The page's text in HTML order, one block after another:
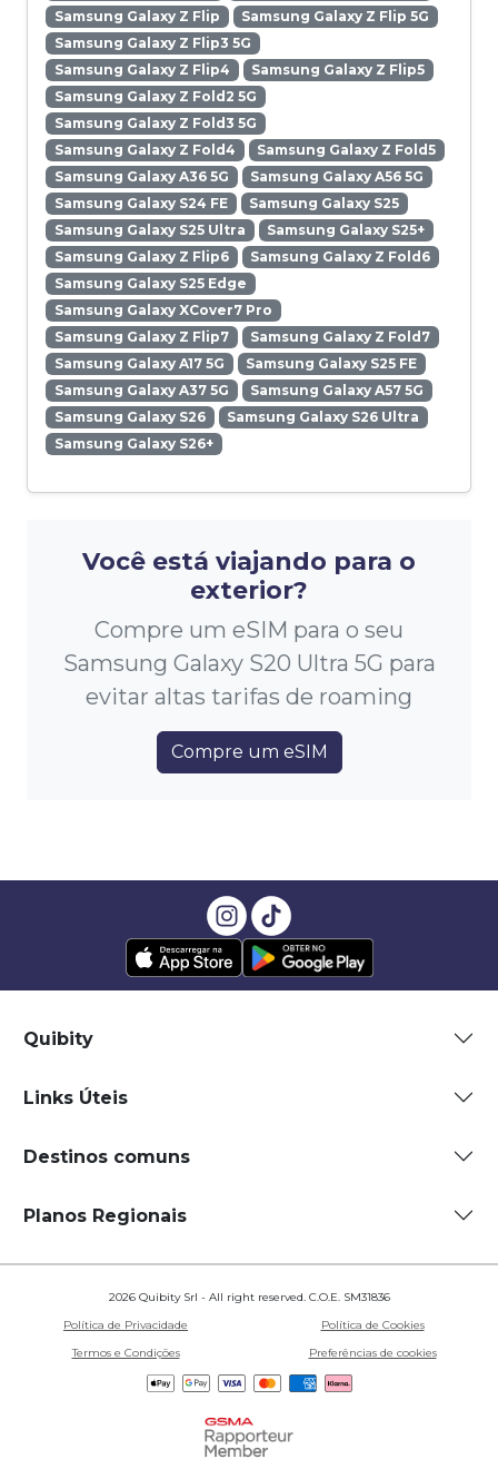
Samsung Galaxy Z Flip
Samsung Galaxy Z Flip 5G
Samsung Galaxy Z Flip3 5G
Samsung Galaxy Z Flip4
Samsung Galaxy Z Flip5
Samsung Galaxy Z Fold2 5G
Samsung Galaxy Z Fold3 5G
Samsung Galaxy Z Fold4
Samsung Galaxy Z Fold5
Samsung Galaxy A36 5G
Samsung Galaxy A56 5G
Samsung Galaxy S24 FE
Samsung Galaxy S25
Samsung Galaxy S25 Ultra
Samsung Galaxy S25+
Samsung Galaxy Z Flip6
Samsung Galaxy Z Fold6
Samsung Galaxy S25 Edge
Samsung Galaxy XCover7 Pro
Samsung Galaxy Z Flip7
Samsung Galaxy Z Fold7
Samsung Galaxy A17 5G
Samsung Galaxy S25 FE
Samsung Galaxy A37 5G
Samsung Galaxy A57 5G
Samsung Galaxy S26
Samsung Galaxy S26 Ultra
Samsung Galaxy S26+
Você está viajando para o
exterior?
Compre um eSIM para o seu
Samsung Galaxy S20 Ultra 5G para
evitar altas tarifas de roaming
Compre um eSIM
Quibity
Links Úteis
Destinos comuns
Planos Regionais
2026 Quibity Srl - All right reserved. C.O.E. SM31836
Política de Privacidade
Política de Cookies
Termos e Condições
Preferências de cookies